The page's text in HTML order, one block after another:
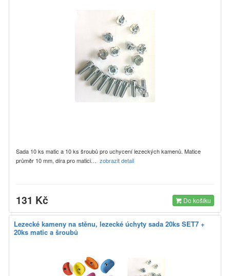
Sada 10 ks matic a 10 ks šroubů pro uchycení lezeckých kamenů. Matice
průměr 10 mm, díra pro matici… zobrazit detail
131 Kč Do košíku
Lezecké kameny na stěnu, lezecké úchyty sada 20ks SET7 +
20ks matic a šroubů